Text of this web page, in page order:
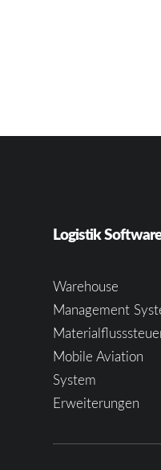
Logistik
Warehouse
Management
Mobile Aviation
System
Erweiterungen